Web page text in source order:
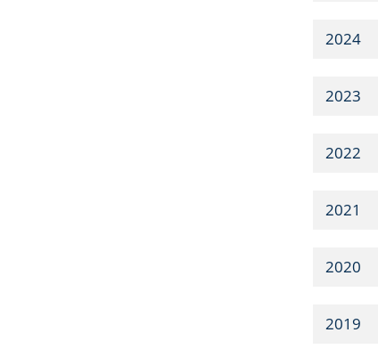
2024
2023
2022
2021
2020
2019